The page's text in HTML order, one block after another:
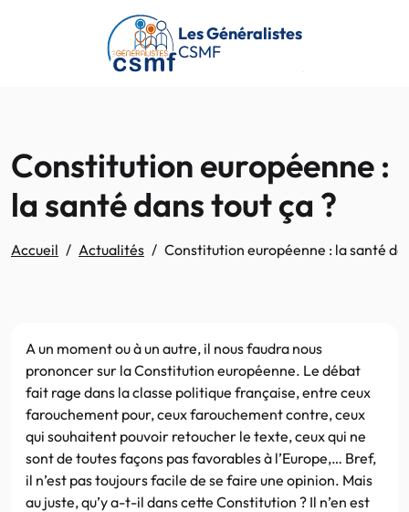
Passer au contenu principal
Les Généralistes
CSMF
Constitution européenne :
la santé dans tout ça ?
Accueil Actualités Constitution européenne : la santé
A un moment ou à un autre, il nous faudra nous
prononcer sur la Constitution européenne. Le débat
fait rage dans la classe politique française, entre ceux
farouchement pour, ceux farouchement contre, ceux
qui souhaitent pouvoir retoucher le texte, ceux qui ne
sont de toutes façons pas favorables à l’Europe,… Bref,
il n’est pas toujours facile de se faire une opinion. Mais
au juste, qu’y a-t-il dans cette Constitution ? Il n’en est